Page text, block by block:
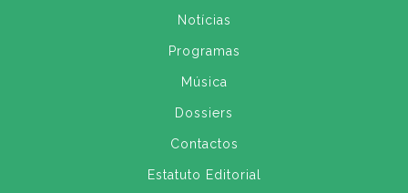
Notícias
Programas
Música
Dossiers
Contactos
Estatuto Editorial